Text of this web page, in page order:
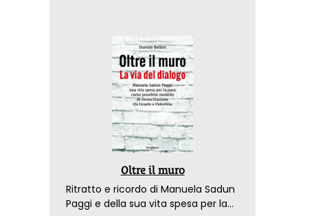
Oltre il muro
Ritratto e ricordo di Manuela Sadun
Paggi e della sua vita spesa per la